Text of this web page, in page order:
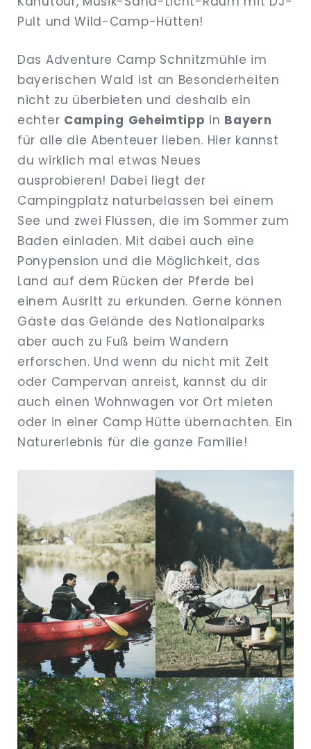
Pult und Wild-Camp-Hütten!
Das Adventure Camp Schnitzmühle im
bayerischen Wald ist an Besonderheiten
nicht zu überbieten und deshalb ein
echter Camping Geheimtipp in Bayern
für alle die Abenteuer lieben. Hier kannst
du wirklich mal etwas Neues
ausprobieren! Dabei liegt der
Campingplatz naturbelassen bei einem
See und zwei Flüssen, die im Sommer zum
Baden einladen. Mit dabei auch eine
Ponypension und die Möglichkeit, das
Land auf dem Rücken der Pferde bei
einem Ausritt zu erkunden. Gerne können
Gäste das Gelände des Nationalparks
aber auch zu Fuß beim Wandern
erforschen. Und wenn du nicht mit Zelt
oder Campervan anreist, kannst du dir
auch einen Wohnwagen vor Ort mieten
oder in einer Camp Hütte übernachten. Ein
Naturerlebnis für die ganze Familie!